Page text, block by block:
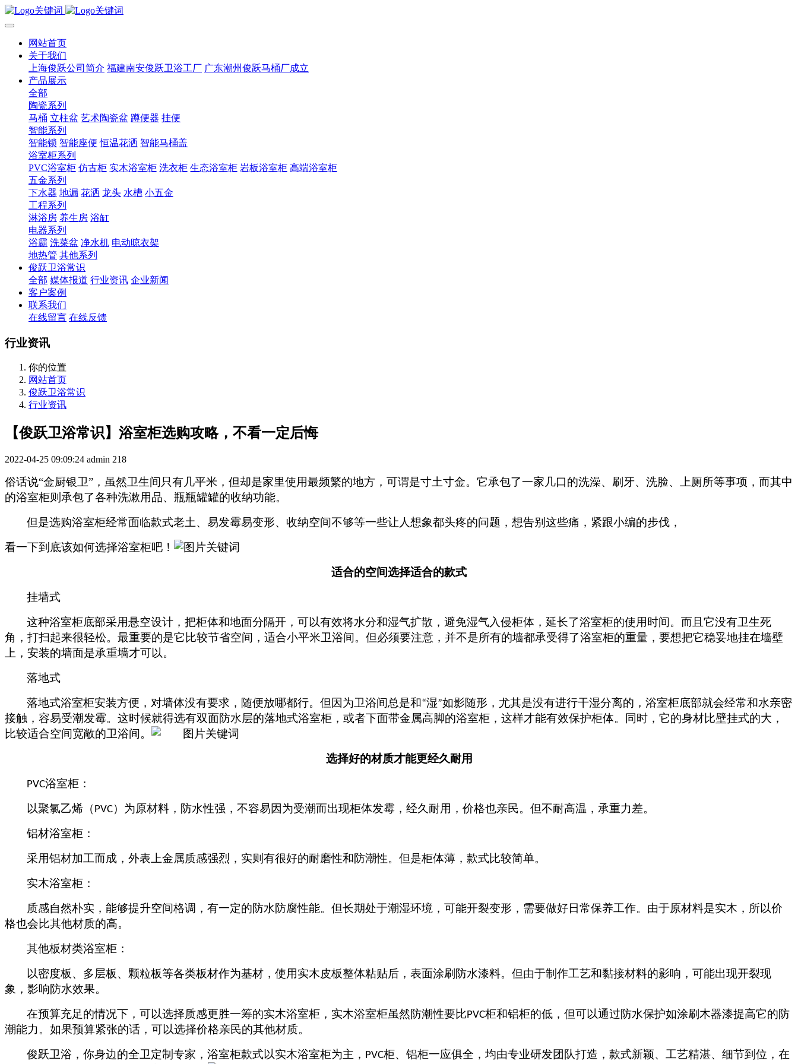
网站首页
关于我们
上海俊跃公司简介 福建南安俊跃卫浴工厂 广东潮州俊跃马桶厂成立
产品展示
全部
陶瓷系列
马桶 立柱盆 艺术陶瓷盆 蹲便器 挂便
智能系列
智能锁 智能座便 恒温花洒 智能马桶盖
浴室柜系列
PVC浴室柜 仿古柜 实木浴室柜 洗衣柜 生态浴室柜 岩板浴室柜 高端浴室柜
五金系列
下水器 地漏 花洒 龙头 水槽 小五金
工程系列
淋浴房 养生房 浴缸
电器系列
浴霸 洗菜盆 净水机 电动晾衣架
地热管 其他系列
俊跃卫浴常识
全部 媒体报道 行业资讯 企业新闻
客户案例
联系我们
在线留言 在线反馈
行业资讯
你的位置
网站首页
俊跃卫浴常识
行业资讯
【俊跃卫浴常识】浴室柜选购攻略，不看一定后悔
2022-04-25 09:09:24 admin 218
俗话说“金厨银卫”，虽然卫生间只有几平米 ，但却是家里使用最频繁的地方 ，可谓是寸土寸金。 它承包了一家几口的洗澡、刷牙、洗脸、上厕所等事项 ， 而其中
的浴室柜则 承包了各种洗漱用品、瓶瓶罐罐的收纳功能。
但是选购浴室柜经常面临款式老土、易发霉易变形、收纳空间不够等一些让人想象都头疼的问题， 想告别这些痛 ，紧跟小编的步伐，
看一下到底该如何选择浴室柜吧！
适合的空间选择适合的款式
挂墙式
这种浴室柜底部采用悬空设计，把柜体和地面分隔开，可以有效将水分和湿气扩散，避免湿气入侵柜体，延长了浴室柜的使用时间。而且它没有卫生死
角，打扫起来很轻松。最重要的是它比较节省空间，适合小平米卫浴间。但必须要注意 ，并不是所有的墙都承受得了浴室柜的重量，要想把它稳妥地挂在墙壁
上，安装的墙面是承重墙才可以。
落地式
落地式浴室柜安装方便，对墙体没有要求，随便放哪都行。但因为卫浴间总是和“湿”如影随形，尤其是没有进行干湿分离的，浴室柜底部就会经常和水亲密
接触，容易受潮发霉。这时候就得选有双面防水层的落地式浴室柜， 或者下面带金属高脚的浴室柜，这样才能有效保护柜体。同时，它的身材比壁挂式的大，
比较适合空间宽敞的卫浴间。
选择好的材质才能更经久耐用
PVC浴室柜：
以聚氯乙烯（ PVC）为原材料，防水性强，不容易因为受潮而出现柜体发霉，经久耐用，价格也亲民。但不耐高温，承重力差。
铝材浴室柜：
采用铝材加工而成，外表上金属质感强烈，实则有很好的耐磨性和防潮性。但是柜体薄，款式比较简单。
实木浴室柜：
质感自然朴实，能够提升空间格调，有一定的防水防腐性能。但长期处于潮湿环境，可能开裂变形，需要做好日常保养工作。由于原材料是实木，所以价
格也会比其他材质的高。
其他板材类浴室柜：
以密度板、多层板、颗粒板等各类板材作为基材，使用实木皮板整体粘贴后，表面涂刷防水漆料。但由于制作工艺和黏接材料的影响，可能出现开裂现
象，影响防水效果。
在预算充足的情况下，可以选择质感更胜一筹的实木浴室柜，实木浴室柜虽然防潮性要比PVC柜和铝柜的低，但可以通过防水保护如涂刷木器漆提高它的防
潮能力。 如果预算紧张的话，可以选择价格亲民的其他材质。
俊跃卫浴，你身边的全卫定制专家，浴室柜款式以实木浴室柜为主， PVC柜、铝柜一应俱全， 均由专业研发团队打造，款式新颖、工艺精湛、细节到位，在